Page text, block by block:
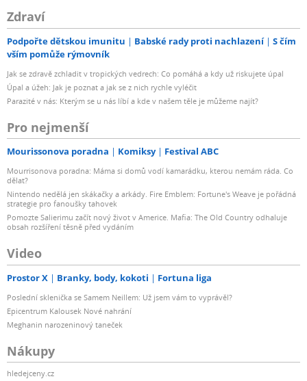
Zdraví
Podpořte dětskou imunitu Babské rady proti nachlazení
S čím
vším pomůže rýmovník
Jak se zdravě zchladit v tropických vedrech: Co pomáhá a kdy už riskujete úpal
Úpal a úžeh: Jak je poznat a jak se z nich rychle vyléčit
Parazité v nás: Kterým se u nás líbí a kde v našem těle je můžeme najít?
Pro nejmenší
Mourissonova poradna Komiksy Festival ABC
Mourrisonova poradna: Máma si domů vodí kamarádku, kterou nemám ráda. Co
dělat?
Nintendo nedělá jen skákačky a arkády. Fire Emblem: Fortune's Weave je pořádná
strategie pro fanoušky tahovek
Pomozte Salierimu začít nový život v Americe. Mafia: The Old Country odhaluje
obsah rozšíření těsně před vydáním
Video
Prostor X Branky, body, kokoti Fortuna liga
Poslední sklenička se Samem Neillem: Už jsem vám to vyprávěl?
Epicentrum Kalousek Nové nahrání
Meghanin narozeninový taneček
Nákupy
hledejceny.cz